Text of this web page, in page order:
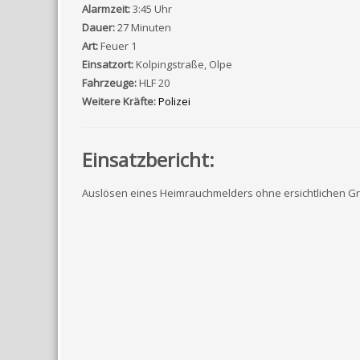
Alarmzeit:3:45 Uhr
Dauer:27 Minuten
Art:Feuer 1
Einsatzort:Kolpingstraße, Olpe
Fahrzeuge:HLF 20
Weitere Kräfte:Polizei
Einsatzbericht:
Auslösen eines Heimrauchmelders ohne ersichtlichen